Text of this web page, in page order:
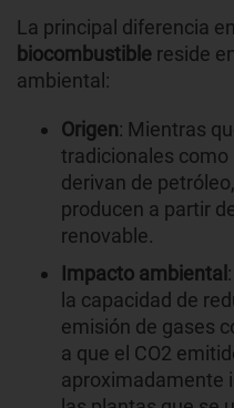
La principal diferencia
biocombustible reside
ambiental:
Origen: Mientras
tradicionales como
derivan de
producen a partir
renovable.
Impacto ambiental
la capacidad de
emisión de gases
a que el CO2
aproximadamente